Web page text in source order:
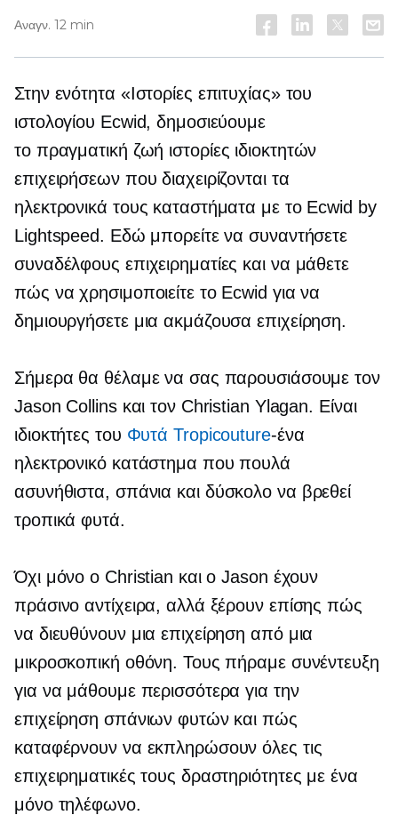
Αναγν. 12 min
Στην ενότητα «Ιστορίες επιτυχίας» του
ιστολογίου Ecwid, δημοσιεύουμε
το πραγματική ζωή ιστορίες ιδιοκτητών
επιχειρήσεων που διαχειρίζονται τα
ηλεκτρονικά τους καταστήματα με το Ecwid by
Lightspeed. Εδώ μπορείτε να συναντήσετε
συναδέλφους επιχειρηματίες και να μάθετε
πώς να χρησιμοποιείτε το Ecwid για να
δημιουργήσετε μια ακμάζουσα επιχείρηση.
Σήμερα θα θέλαμε να σας παρουσιάσουμε τον
Jason Collins και τον Christian Ylagan. Είναι
ιδιοκτήτες του Φυτά Tropicouture-ένα
ηλεκτρονικό κατάστημα που πουλά
ασυνήθιστα, σπάνια και δύσκολο να βρεθεί
τροπικά φυτά.
Όχι μόνο ο Christian και ο Jason έχουν
πράσινο αντίχειρα, αλλά ξέρουν επίσης πώς
να διευθύνουν μια επιχείρηση από μια
μικροσκοπική οθόνη. Τους πήραμε συνέντευξη
για να μάθουμε περισσότερα για την
επιχείρηση σπάνιων φυτών και πώς
καταφέρνουν να εκπληρώσουν όλες τις
επιχειρηματικές τους δραστηριότητες με ένα
μόνο τηλέφωνο.